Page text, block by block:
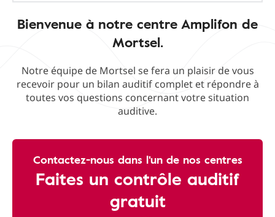
Bienvenue à notre centre Amplifon de
Mortsel.
Notre équipe de Mortsel se fera un plaisir de vous
recevoir pour un bilan auditif complet et répondre à
toutes vos questions concernant votre situation
auditive.
Contactez-nous dans l'un de nos centres
Faites un contrôle auditif
gratuit